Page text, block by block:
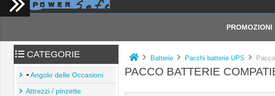
PROMOZIONI
CATEGORIE
Angolo delle Occasioni
Attrezzi / pinzette
Batterie Pacchi batterie UPS
PACCO BATTERIE